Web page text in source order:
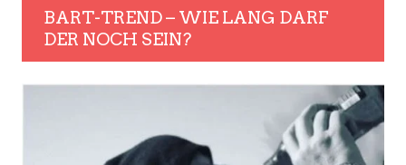
BART-TREND – WIE LANG DARF
DER NOCH SEIN?